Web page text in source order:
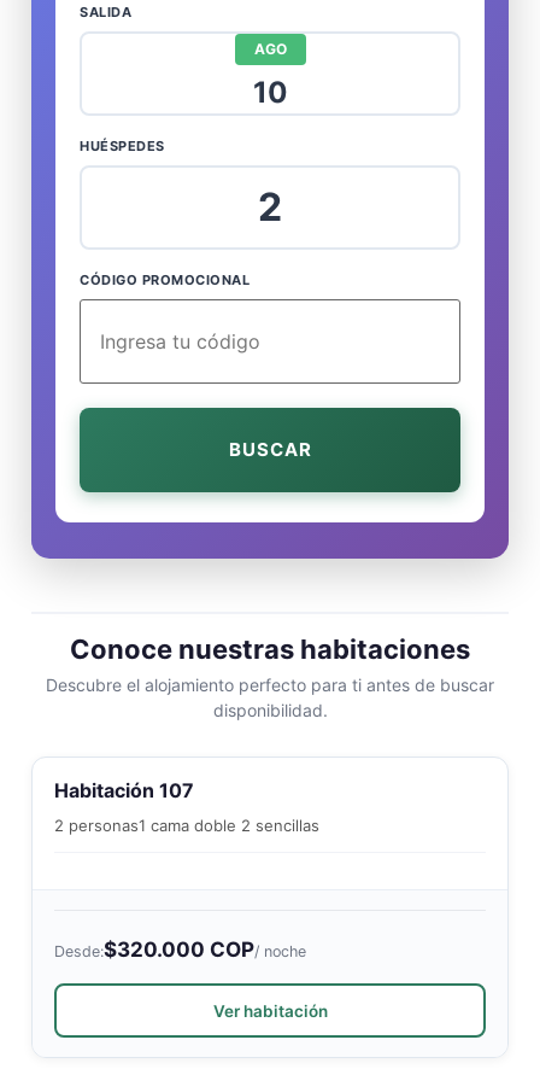
SALIDA
AGO
10
HUÉSPEDES
2
CÓDIGO PROMOCIONAL
BUSCAR
Conoce nuestras habitaciones
Descubre el alojamiento perfecto para ti antes de buscar
disponibilidad.
Habitación 107
2 personas1 cama doble 2 sencillas
Desde:$320.000 COP/ noche
Ver habitación